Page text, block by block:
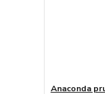
Anaconda